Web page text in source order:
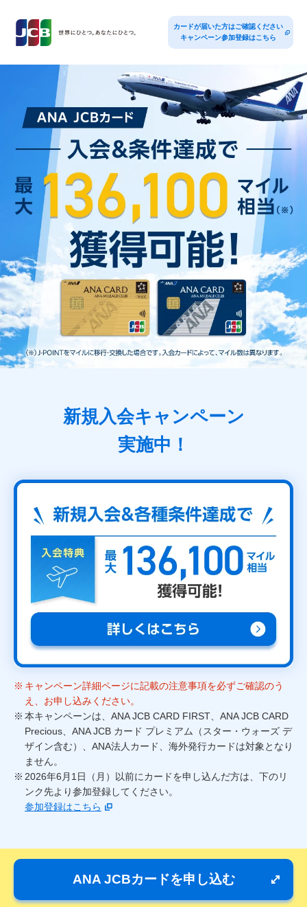
カードが届いた方はご確認ください
キャンペーン参加登録はこちら
新規入会キャンペーン
実施中！
キャンペーン詳細ページに記載の注意事項を必ずご確認のう
え、お申し込みください。
本キャンペーンは、ANA JCB CARD FIRST、ANA JCB CARD
Precious、ANA JCB カード プレミアム（スター・ウォーズ デ
ザイン含む）、ANA法人カード、海外発行カードは対象となり
ません。
2026年6月1日（月）以前にカードを申し込んだ方は、下のリ
ンク先より参加登録してください。
参加登録はこちら
ANA JCBカードを申し込む